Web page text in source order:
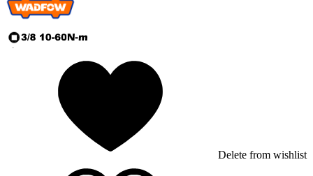
Delete from wishlist